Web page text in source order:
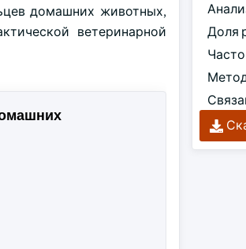
домашних животных,
ветеринарной
Доля